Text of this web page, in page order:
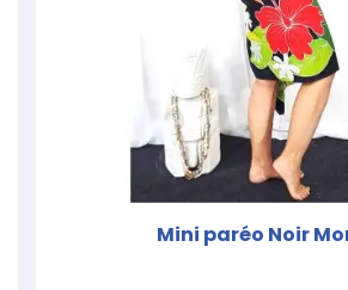
Mini paréo Noir